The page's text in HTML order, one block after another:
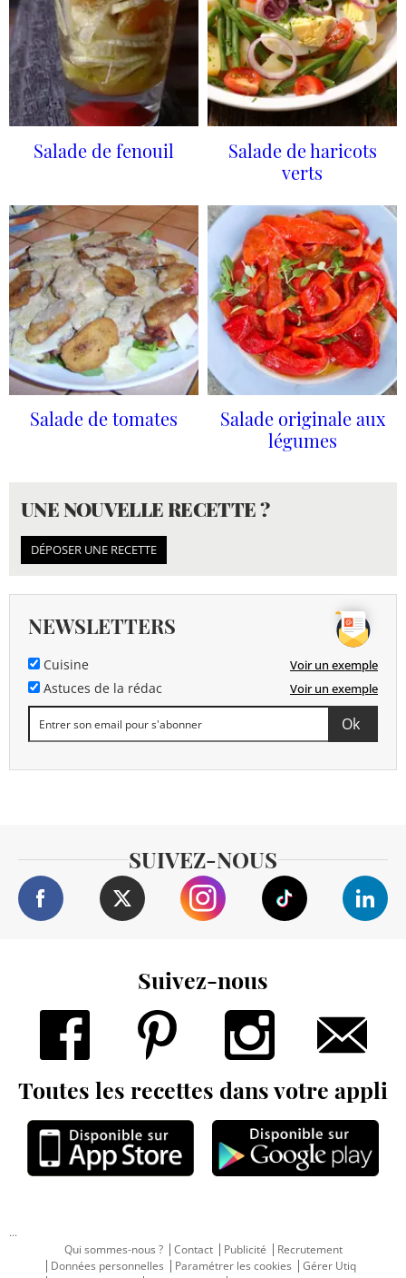
Salade de fenouil
Salade de haricots
verts
Salade de tomates
Salade originale aux
légumes
UNE NOUVELLE RECETTE ?
DÉPOSER UNE RECETTE
NEWSLETTERS
Cuisine Voir un exemple
Astuces de la rédac Voir un exemple
SUIVEZ-NOUS
Suivez-nous
Toutes les recettes dans votre appli
...
Qui sommes-nous ?
Contact Publicité
Recrutement
Données personnelles
Paramétrer les cookies
Gérer Utiq